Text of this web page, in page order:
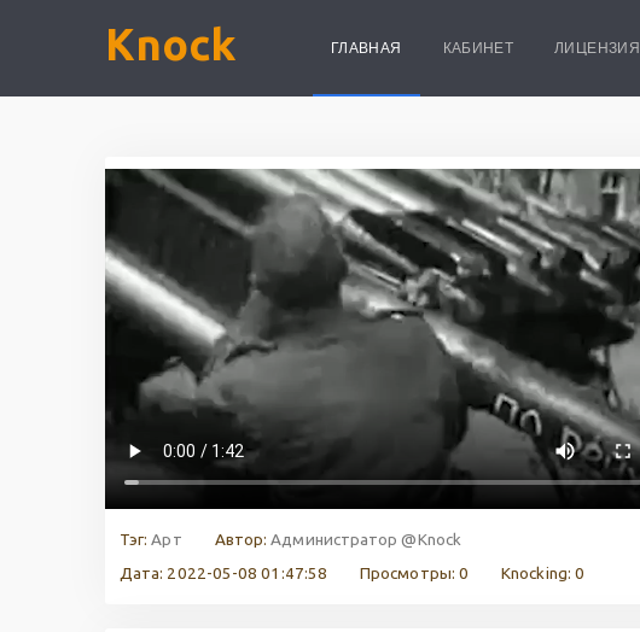
Knock ГЛАВНАЯ КАБИНЕТ ЛИЦЕНЗИЯ
Тэг:Арт Автор:Администратор @Knock
Дата: 2022-05-08 01:47:58
Просмотры: 0 Knocking: 0